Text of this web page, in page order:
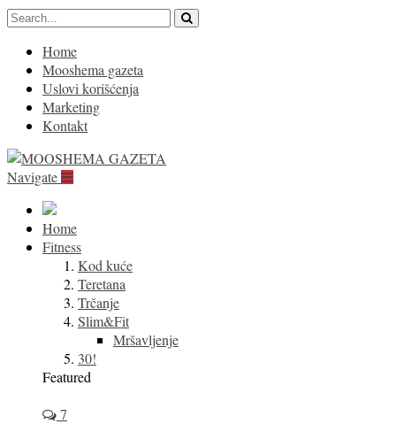
Home
Mooshema gazeta
Uslovi korišćenja
Marketing
Kontakt
Navigate
Home
Fitness
Kod kuće
Teretana
Trčanje
Slim&Fit
Mršavljenje
30!
Featured
7